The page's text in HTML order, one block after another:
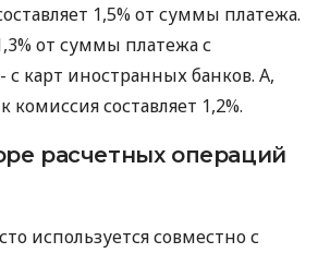
1,5% от суммы платежа.
от суммы платежа с
с карт иностранных банков. А,
составляет 1,2%.
расчетных операций
используется совместно с